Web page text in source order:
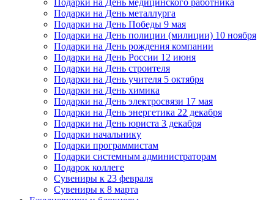
Подарки на День медицинского работника
Подарки на День металлурга
Подарки на День Победы 9 мая
Подарки на День полиции (милиции) 10 ноября
Подарки на День рождения компании
Подарки на День России 12 июня
Подарки на День строителя
Подарки на День учителя 5 октября
Подарки на День химика
Подарки на День электросвязи 17 мая
Подарки на День энергетика 22 декабря
Подарки на День юриста 3 декабря
Подарки начальнику
Подарки программистам
Подарки системным администраторам
Подарок коллеге
Сувениры к 23 февраля
Сувениры к 8 марта